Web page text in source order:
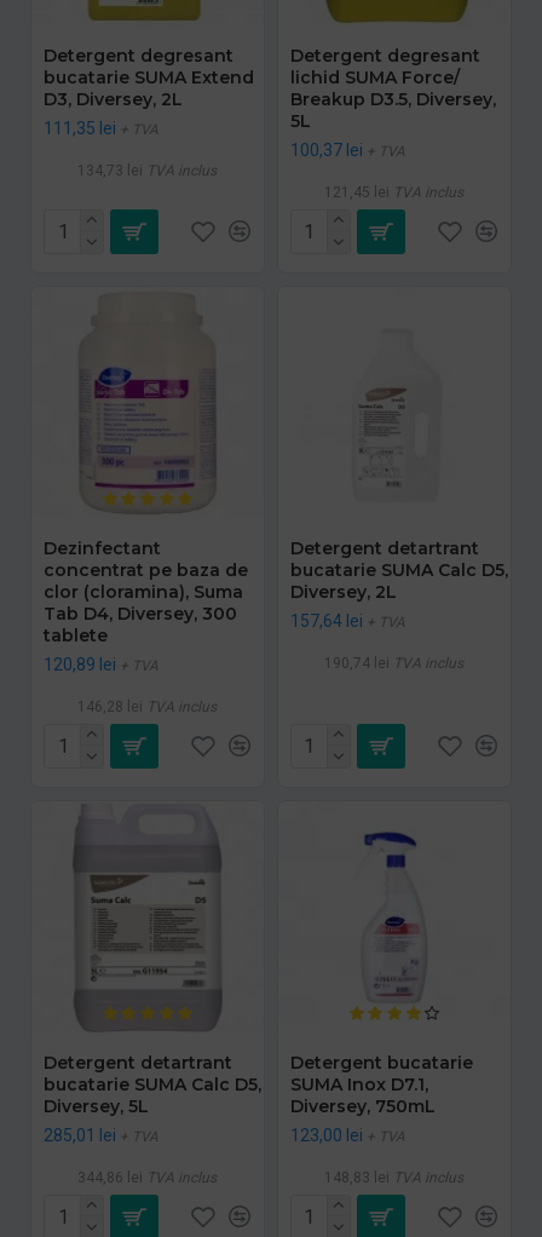
Detergent degresant
bucatarie SUMA Extend
D3, Diversey, 2L
111,35 lei + TVA
134,73 lei TVA inclus
Detergent degresant
lichid SUMA Force/
Breakup D3.5, Diversey,
5L
100,37 lei + TVA
121,45 lei TVA inclus
Dezinfectant
concentrat pe baza de
clor (cloramina), Suma
Tab D4, Diversey, 300
tablete
120,89 lei + TVA
146,28 lei TVA inclus
Detergent detartrant
bucatarie SUMA Calc D5,
Diversey, 2L
157,64 lei + TVA
190,74 lei TVA inclus
Detergent detartrant
bucatarie SUMA Calc D5,
Diversey, 5L
285,01 lei + TVA
344,86 lei TVA inclus
Detergent bucatarie
SUMA Inox D7.1,
Diversey, 750mL
123,00 lei + TVA
148,83 lei TVA inclus